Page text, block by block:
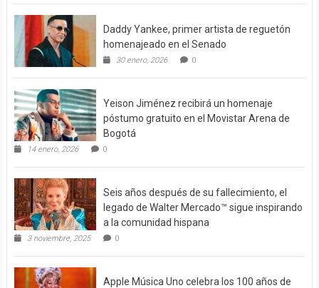
Daddy Yankee, primer artista de reguetón
homenajeado en el Senado
30 enero, 2026 0
Yeison Jiménez recibirá un homenaje
póstumo gratuito en el Movistar Arena de
Bogotá
14 enero, 2026 0
Seis años después de su fallecimiento, el
legado de Walter Mercado™ sigue inspirando
a la comunidad hispana
3 noviembre, 2025 0
Apple Música Uno celebra los 100 años de